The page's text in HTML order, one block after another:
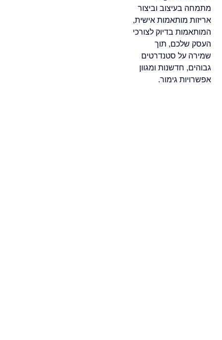
מתמחה בעיצוב וביצור
אריזות מותאמות אישית,
המותאמות בדיוק לצורכי
העסק שלכם, תוך
שמירה על סטנדרטים
גבוהים, חדשנות ומגוון
אפשרויות גימור.